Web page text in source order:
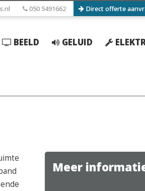
050 5491662 Direct offerte
BEELD GELUID
Meer